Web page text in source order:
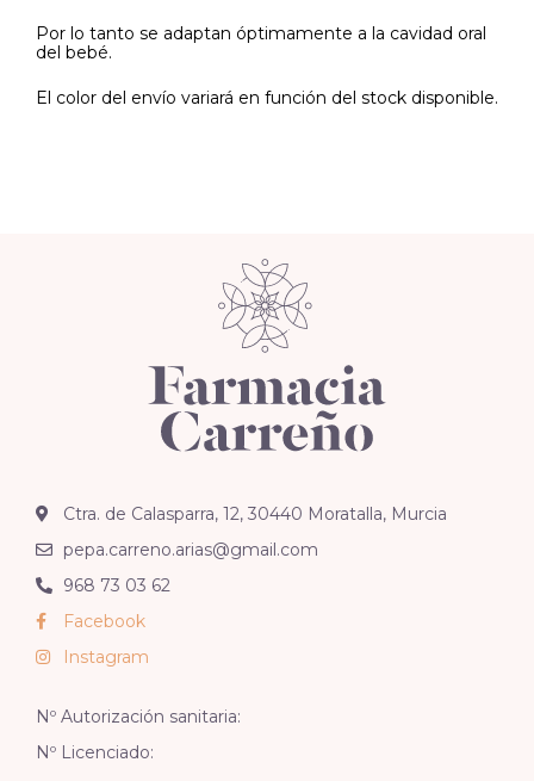
Por lo tanto se adaptan óptimamente a la cavidad oral
del bebé.
El color del envío variará en función del stock disponible.
Ctra. de Calasparra, 12, 30440 Moratalla, Murcia
pepa.carreno.arias@gmail.com
968 73 03 62
Facebook
Instagram
Nº Autorización sanitaria:
Nº Licenciado: